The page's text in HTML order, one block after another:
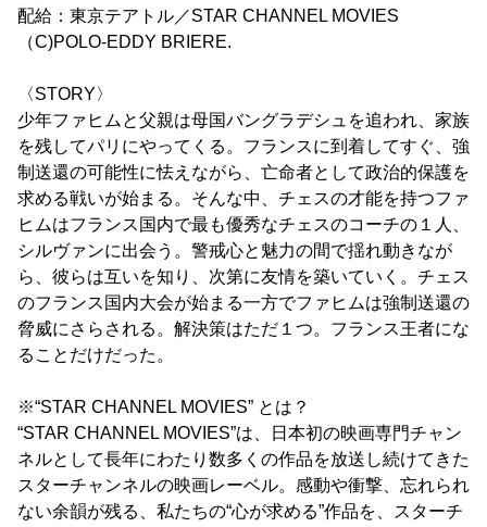
配給：東京テアトル／STAR CHANNEL MOVIES
（C)POLO-EDDY BRIERE.
〈STORY〉
少年ファヒムと父親は母国バングラデシュを追われ、家族
を残してパリにやってくる。フランスに到着してすぐ、強
制送還の可能性に怯えながら、亡命者として政治的保護を
求める戦いが始まる。そんな中、チェスの才能を持つファ
ヒムはフランス国内で最も優秀なチェスのコーチの１人、
シルヴァンに出会う。警戒心と魅力の間で揺れ動きなが
ら、彼らは互いを知り、次第に友情を築いていく。チェス
のフランス国内大会が始まる一方でファヒムは強制送還の
脅威にさらされる。解決策はただ１つ。フランス王者にな
ることだけだった。
※“STAR CHANNEL MOVIES” とは？
“STAR CHANNEL MOVIES”は、日本初の映画専門チャン
ネルとして長年にわたり数多くの作品を放送し続けてきた
スターチャンネルの映画レーベル。感動や衝撃、忘れられ
ない余韻が残る、私たちの“心が求める”作品を、スターチ